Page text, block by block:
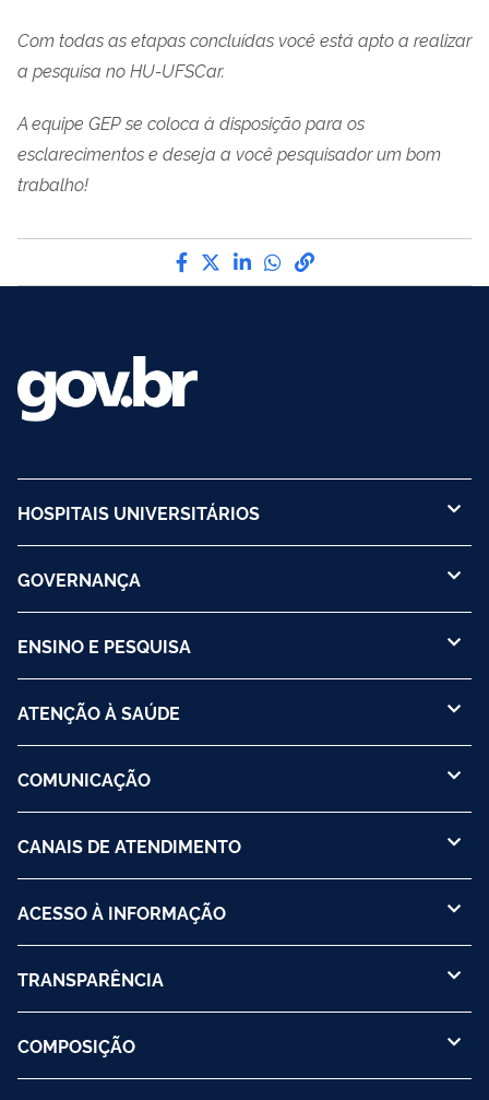
Com todas as etapas concluídas você está apto a realizar
a pesquisa no HU-UFSCar.
A equipe GEP se coloca à disposição para os
esclarecimentos e deseja a você pesquisador um bom
trabalho!
Compartilhe por Facebook
Compartilhe por Twitter
Compartilhe por
Compartilhe por
link para Copiar
HOSPITAIS UNIVERSITÁRIOS
GOVERNANÇA
ENSINO E PESQUISA
ATENÇÃO À SAÚDE
COMUNICAÇÃO
CANAIS DE ATENDIMENTO
ACESSO À INFORMAÇÃO
TRANSPARÊNCIA
COMPOSIÇÃO